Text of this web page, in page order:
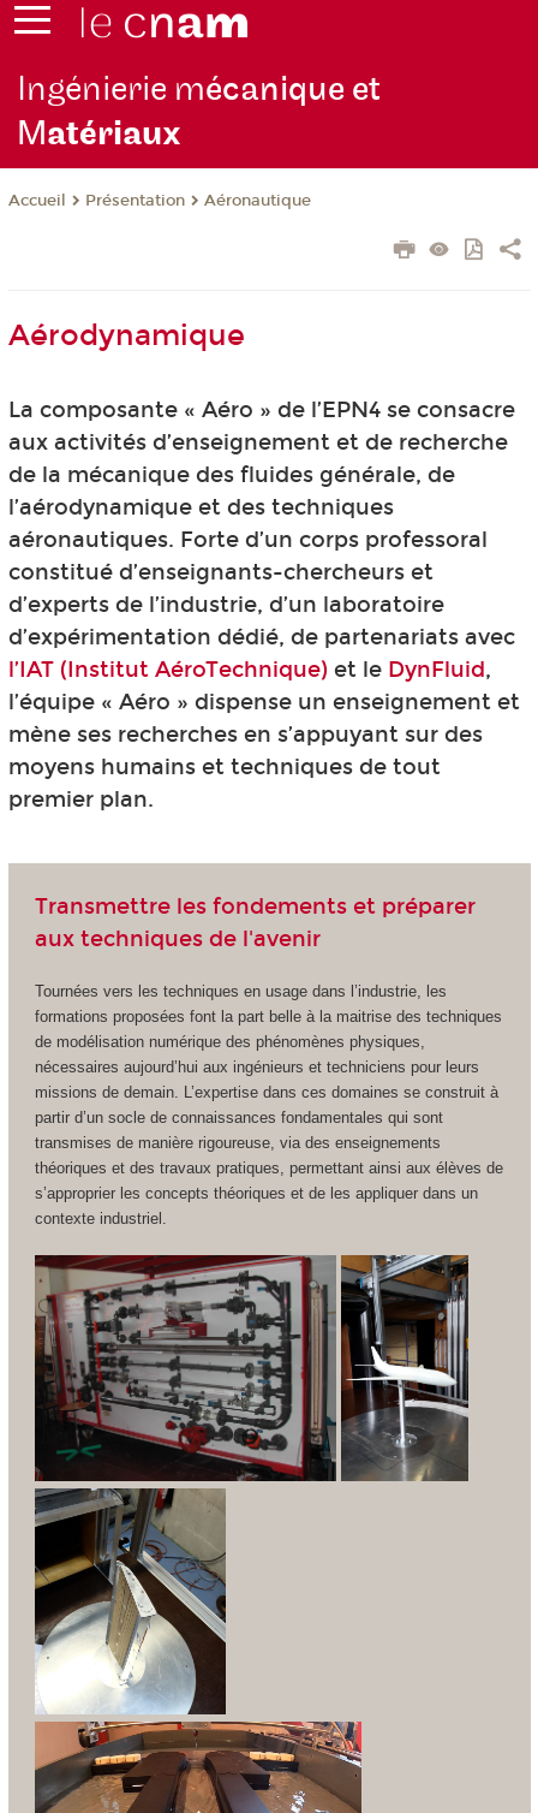
Ingénierie mécanique et
Matériaux
Accueil Présentation Aéronautique
Aérodynamique
La composante « Aéro » de l’EPN4 se consacre
aux activités d’enseignement et de recherche
de la mécanique des fluides générale, de
l’aérodynamique et des techniques
aéronautiques. Forte d’un corps professoral
constitué d’enseignants-chercheurs et
d’experts de l’industrie, d’un laboratoire
d’expérimentation dédié, de partenariats avec
l’IAT (Institut AéroTechnique) et le DynFluid,
l’équipe « Aéro » dispense un enseignement et
mène ses recherches en s’appuyant sur des
moyens humains et techniques de tout
premier plan.
Transmettre les fondements et préparer
aux techniques de l'avenir
Tournées vers les techniques en usage dans l’industrie, les
formations proposées font la part belle à la maitrise des techniques
de modélisation numérique des phénomènes physiques,
nécessaires aujourd’hui aux ingénieurs et techniciens pour leurs
missions de demain. L’expertise dans ces domaines se construit à
partir d’un socle de connaissances fondamentales qui sont
transmises de manière rigoureuse, via des enseignements
théoriques et des travaux pratiques, permettant ainsi aux élèves de
s’approprier les concepts théoriques et de les appliquer dans un
contexte industriel.